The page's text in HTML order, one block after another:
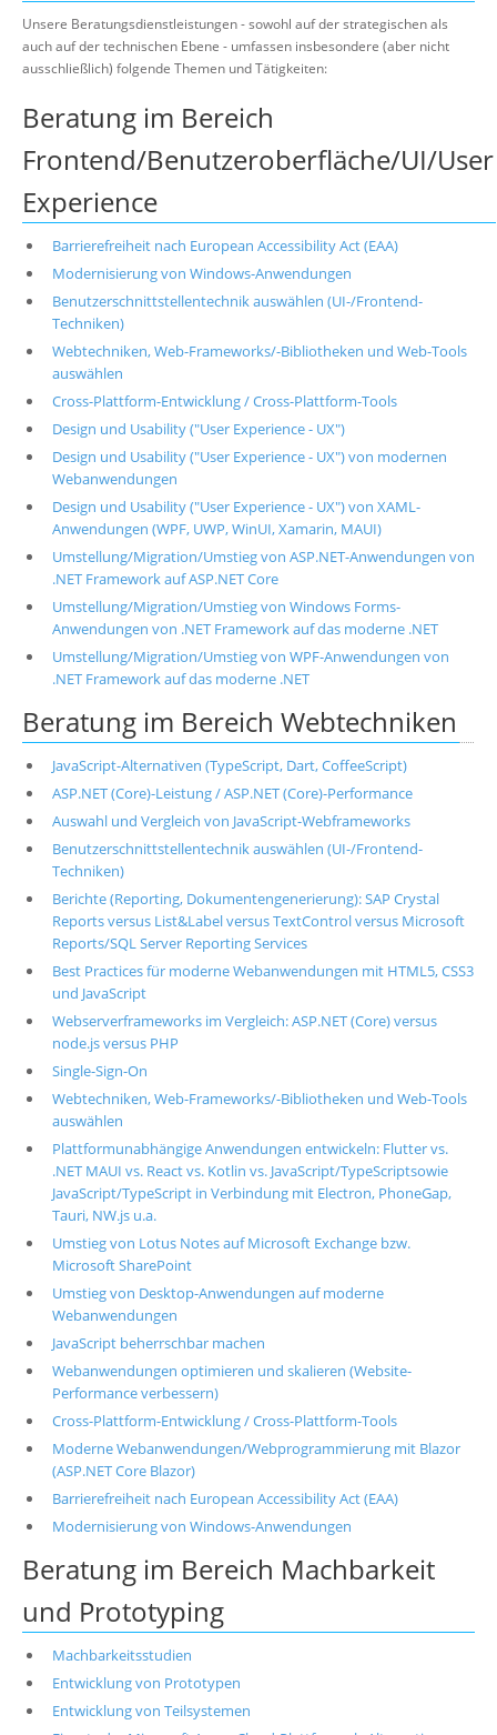
Unsere Beratungsdienstleistungen - sowohl auf der strategischen als
auch auf der technischen Ebene - umfassen insbesondere (aber nicht
ausschließlich) folgende Themen und Tätigkeiten:
Beratung im Bereich
Frontend/Benutzeroberfläche/UI/User
Experience
Barrierefreiheit nach European Accessibility Act (EAA)
Modernisierung von Windows-Anwendungen
Benutzerschnittstellentechnik auswählen (UI-/Frontend-
Techniken)
Webtechniken, Web-Frameworks/-Bibliotheken und Web-Tools
auswählen
Cross-Plattform-Entwicklung / Cross-Plattform-Tools
Design und Usability ("User Experience - UX")
Design und Usability ("User Experience - UX") von modernen
Webanwendungen
Design und Usability ("User Experience - UX") von XAML-
Anwendungen (WPF, UWP, WinUI, Xamarin, MAUI)
Umstellung/Migration/Umstieg von ASP.NET-Anwendungen von
.NET Framework auf ASP.NET Core
Umstellung/Migration/Umstieg von Windows Forms-
Anwendungen von .NET Framework auf das moderne .NET
Umstellung/Migration/Umstieg von WPF-Anwendungen von
.NET Framework auf das moderne .NET
Beratung im Bereich Webtechniken
JavaScript-Alternativen (TypeScript, Dart, CoffeeScript)
ASP.NET (Core)-Leistung / ASP.NET (Core)-Performance
Auswahl und Vergleich von JavaScript-Webframeworks
Benutzerschnittstellentechnik auswählen (UI-/Frontend-
Techniken)
Berichte (Reporting, Dokumentengenerierung): SAP Crystal
Reports versus List&Label versus TextControl versus Microsoft
Reports/SQL Server Reporting Services
Best Practices für moderne Webanwendungen mit HTML5, CSS3
und JavaScript
Webserverframeworks im Vergleich: ASP.NET (Core) versus
node.js versus PHP
Single-Sign-On
Webtechniken, Web-Frameworks/-Bibliotheken und Web-Tools
auswählen
Plattformunabhängige Anwendungen entwickeln: Flutter vs.
.NET MAUI vs. React vs. Kotlin vs. JavaScript/TypeScriptsowie
JavaScript/TypeScript in Verbindung mit Electron, PhoneGap,
Tauri, NW.js u.a.
Umstieg von Lotus Notes auf Microsoft Exchange bzw.
Microsoft SharePoint
Umstieg von Desktop-Anwendungen auf moderne
Webanwendungen
JavaScript beherrschbar machen
Webanwendungen optimieren und skalieren (Website-
Performance verbessern)
Cross-Plattform-Entwicklung / Cross-Plattform-Tools
Moderne Webanwendungen/Webprogrammierung mit Blazor
(ASP.NET Core Blazor)
Barrierefreiheit nach European Accessibility Act (EAA)
Modernisierung von Windows-Anwendungen
Beratung im Bereich Machbarkeit
und Prototyping
Machbarkeitsstudien
Entwicklung von Prototypen
Entwicklung von Teilsystemen